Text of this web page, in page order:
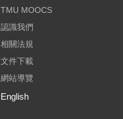
TMU MOOCS
認識我們
相關法規
文件下載
網站導覽
English